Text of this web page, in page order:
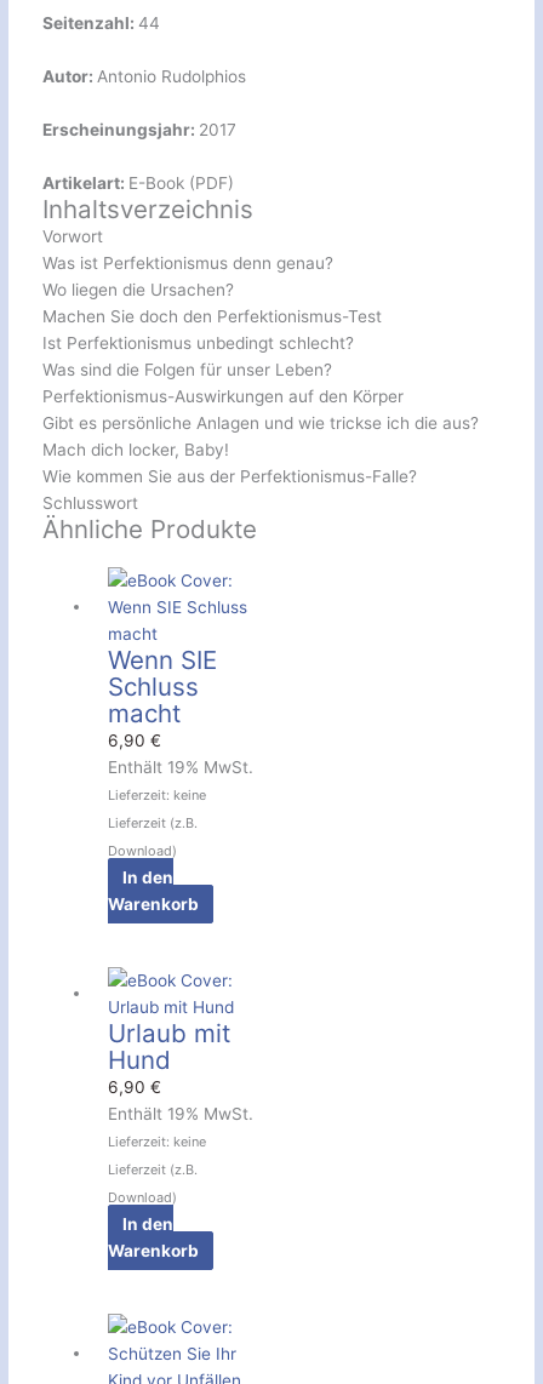
Seitenzahl: 44
Autor: Antonio Rudolphios
Erscheinungsjahr: 2017
Artikelart: E-Book (PDF)
Inhaltsverzeichnis
Vorwort
Was ist Perfektionismus denn genau?
Wo liegen die Ursachen?
Machen Sie doch den Perfektionismus-Test
Ist Perfektionismus unbedingt schlecht?
Was sind die Folgen für unser Leben?
Perfektionismus-Auswirkungen auf den Körper
Gibt es persönliche Anlagen und wie trickse ich die aus?
Mach dich locker, Baby!
Wie kommen Sie aus der Perfektionismus-Falle?
Schlusswort
Ähnliche Produkte
Wenn SIE
Schluss
macht
6,90€
Enthält 19% MwSt.
Lieferzeit: keine
Lieferzeit (z.B.
Download)
In den
Warenkorb
Urlaub mit
Hund
6,90€
Enthält 19% MwSt.
Lieferzeit: keine
Lieferzeit (z.B.
Download)
In den
Warenkorb